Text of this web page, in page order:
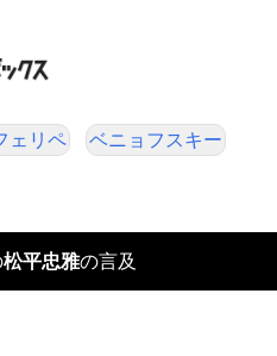
ェリペ ベニョフスキー
松平忠雅の言及